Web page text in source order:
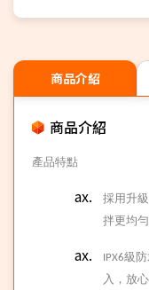
商品介紹
商品介紹
產品特點
採用升
拌更均
IPX6級防
入，放